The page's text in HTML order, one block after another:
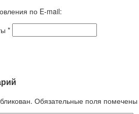
по E-mail:
*
Обязательные поля помечены